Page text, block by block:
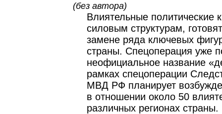
(без автора)
Влиятельные политические
силовым структурам,
замене ряда ключевых
страны. Спецоперация уже
неофициальное название
рамках спецоперации
МВД РФ планирует
в отношении около 50
различных регионах страны.